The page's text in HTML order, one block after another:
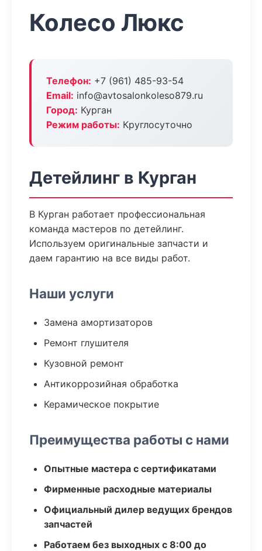
Колесо Люкс
Телефон: +7 (961) 485-93-54
Email: info@avtosalonkoleso879.ru
Город: Курган
Режим работы: Круглосуточно
Детейлинг в Курган
В Курган работает профессиональная
команда мастеров по детейлинг.
Используем оригинальные запчасти и
даем гарантию на все виды работ.
Наши услуги
Замена амортизаторов
Ремонт глушителя
Кузовной ремонт
Антикоррозийная обработка
Керамическое покрытие
Преимущества работы с нами
Опытные мастера с сертификатами
Фирменные расходные материалы
Официальный дилер ведущих брендов
запчастей
Работаем без выходных с 8:00 до